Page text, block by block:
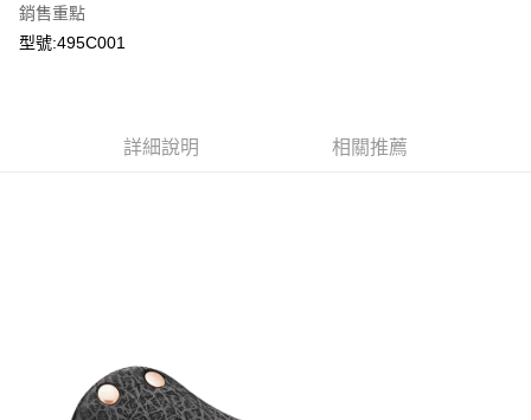
※ 交易是否成功請以「AFTEE先享後付 」之結帳頁面顯示為準，若有關於
是否繳費成功／繳費後需取消欲退款等相關疑問，請聯繫「AFTEE先享後付
易，需依本服務之必要範圍內提供個人資料，並將交易相關給付款項請求債
恩沛科技股份有限公司將有權停止該用戶之使用額度並採取法律行動。
離島宅配（澎湖、金門、馬祖、小琉球、綠島、蘭嶼）
每筆NT$450
銷售重點
型號:495C001
詳細說明 相關推薦